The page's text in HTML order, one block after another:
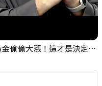
黃金偷偷大漲！這才是決定台股生死的「真風向球」！｜Mr.Jimmy高志銘 #黃金 #美元指數 #聯準會